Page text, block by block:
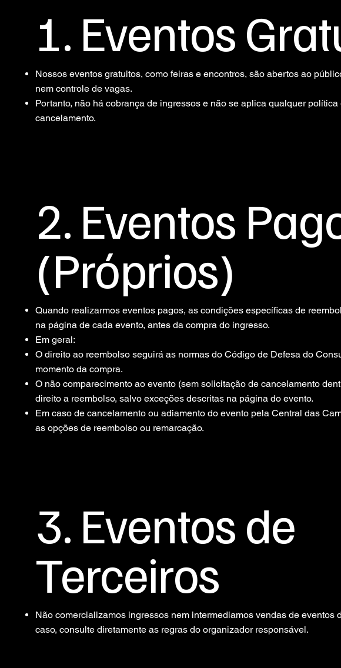
1. Eventos
Nossos eventos gratuitos, como feiras e encontros, são abertos ao
nem controle de vagas.
Portanto, não há cobrança de ingressos e não se aplica qualquer
cancelamento.
2. Eventos
(Próprios)
Quando realizarmos eventos pagos, as condições específicas de
na página de cada evento, antes da compra do ingresso.
Em geral:
O direito ao reembolso seguirá as normas do Código de Defesa do
momento da compra.
O não comparecimento ao evento (sem solicitação de cancelamento
direito a reembolso, salvo exceções descritas na página do evento.
Em caso de cancelamento ou adiamento do evento pela Central das
as opções de reembolso ou remarcação.
3. Eventos de
Terceiros
Não comercializamos ingressos nem intermediamos vendas de eventos
caso, consulte diretamente as regras do organizador responsável.